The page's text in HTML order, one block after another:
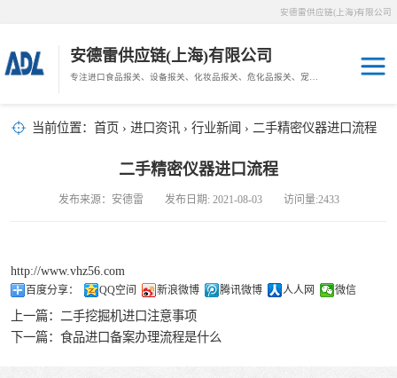
安德雷供应链(上海)有限公司
安德雷供应链(上海)有限公司
当前位置： 首页 › 进口资讯 › 行业新闻 › 二手精密仪器进口流程
二手精密仪器进口流程
发布来源：安德雷 发布日期: 2021-08-03 访问量:2433
http://www.vhz56.com
百度分享： QQ空间 新浪微博 腾讯微博 人人网 微信
上一篇： 二手挖掘机进口注意事项
下一篇： 食品进口备案办理流程是什么
其他报关
宠物粮进口
危化品进口
木材报关
药材报关
汽车/游艇报关